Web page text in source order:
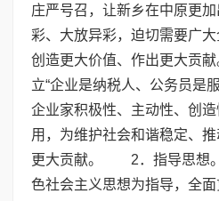
庄严号召，让新乡在中原更
彩、大放异彩，迫切需要广大
创造更大价值、作出更大贡
立“企业是纳税人、公务员是
企业家积极性、主动性、创
用，为维护社会和谐稳定、
更大贡献。 2．指导思想
色社会主义思想为指导，全